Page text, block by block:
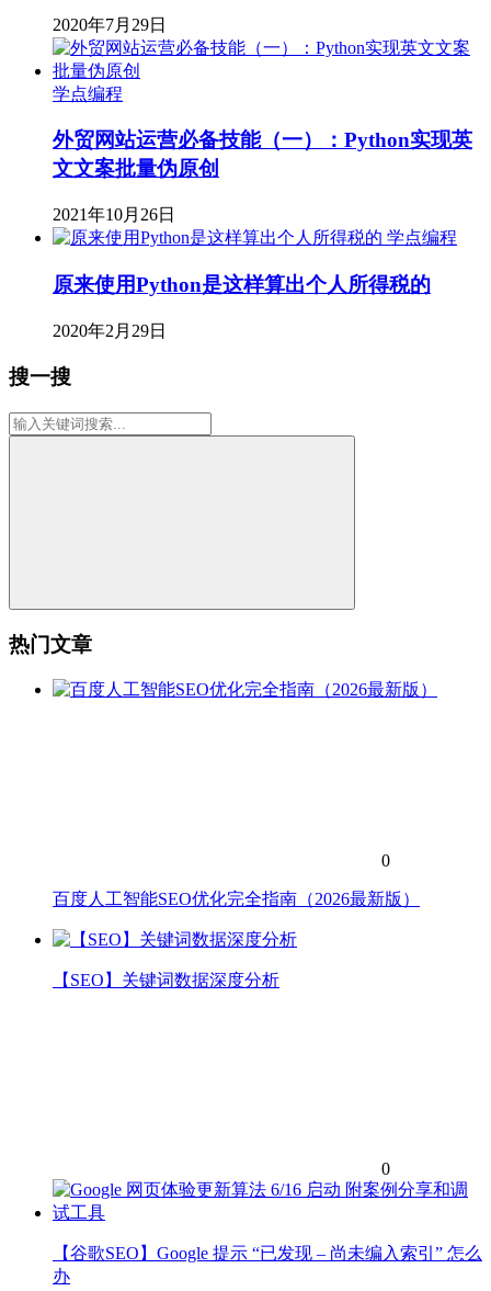
2020年7月29日
学点编程
外贸网站运营必备技能（一）：Python实现英
文文案批量伪原创
2021年10月26日
学点编程
原来使用Python是这样算出个人所得税的
2020年2月29日
搜一搜
热门文章
0
百度人工智能SEO优化完全指南（2026最新版）
【SEO】关键词数据深度分析
0
【谷歌SEO】Google 提示 “已发现 – 尚未编入索引” 怎么
办